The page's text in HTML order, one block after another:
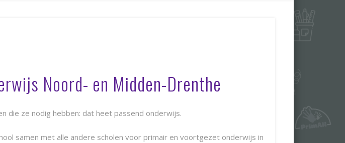
Noord- en Midden-Drenthe
die ze nodig hebben: dat heet passend onderwijs.
samen met alle andere scholen voor primair en voortgezet onderwijs in